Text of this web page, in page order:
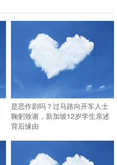
是恶作剧吗？过马路向开车人士
鞠躬致谢，新加坡12岁学生亲述
背后缘由